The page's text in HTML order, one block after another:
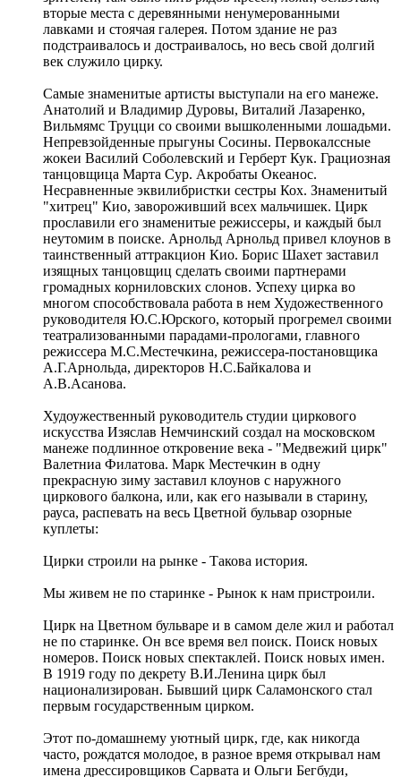
вторые места с деревянными ненумерованными
лавками и стоячая галерея. Потом здание не раз
подстраивалось и достраивалось, но весь свой долгий
век служило цирку.
Самые знаменитые артисты выступали на его манеже.
Анатолий и Владимир Дуровы, Виталий Лазаренко,
Вильмямс Труцци со своими вышколенными лошадьми.
Непревзойденные прыгуны Сосины. Первокалссные
жокеи Василий Соболевский и Герберт Кук. Грациозная
танцовщица Марта Сур. Акробаты Океанос.
Несравненные эквилибристки сестры Кох. Знаменитый
"хитрец" Кио, завороживший всех мальчишек. Цирк
прославили его знаменитые режиссеры, и каждый был
неутомим в поиске. Арнольд Арнольд привел клоунов в
таинственный аттракцион Кио. Борис Шахет заставил
изящных танцовщиц сделать своими партнерами
громадных корниловских слонов. Успеху цирка во
многом способствовала работа в нем Художественного
руководителя Ю.С.Юрского, который прогремел своими
театрализованными парадами-прологами, главного
режиссера М.С.Местечкина, режиссера-постановщика
А.Г.Арнольда, директоров Н.С.Байкалова и
А.В.Асанова.
Худоужественный руководитель студии циркового
искусства Изяслав Немчинский создал на московском
манеже подлинное откровение века - "Медвежий цирк"
Валетниа Филатова. Марк Местечкин в одну
прекрасную зиму заставил клоунов с наружного
циркового балкона, или, как его называли в старину,
рауса, распевать на весь Цветной бульвар озорные
куплеты:
Цирки строили на рынке - Такова история.
Мы живем не по старинке - Рынок к нам пристроили.
Цирк на Цветном бульваре и в самом деле жил и работал
не по старинке. Он все время вел поиск. Поиск новых
номеров. Поиск новых спектаклей. Поиск новых имен.
В 1919 году по декрету В.И.Ленина цирк был
национализирован. Бывший цирк Саламонского стал
первым государственным цирком.
Этот по-домашнему уютный цирк, где, как никогда
часто, рождатся молодое, в разное время открывал нам
имена дрессировщиков Сарвата и Ольги Бегбуди,